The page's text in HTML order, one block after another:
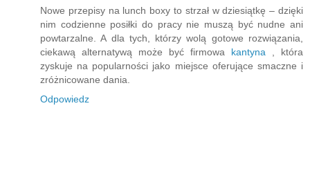
Nowe przepisy na lunch boxy to strzał w dziesiątkę – dzięki
nim codzienne posiłki do pracy nie muszą być nudne ani
powtarzalne. A dla tych, którzy wolą gotowe rozwiązania,
ciekawą alternatywą może być firmowa kantyna , która
zyskuje na popularności jako miejsce oferujące smaczne i
zróżnicowane dania.
Odpowiedz